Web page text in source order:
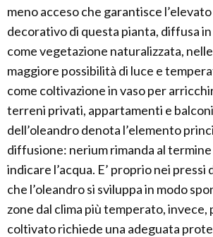
meno acceso che garantisce
decorativo di questa pianta, diffusa
come vegetazione naturalizzata,
maggiore possibilità di luce e
come coltivazione in vaso per
terreni privati, appartamenti e
dell’oleandro denota l’elemento
diffusione: nerium rimanda al
indicare l’acqua. E’ proprio nei pressi
che l’oleandro si sviluppa in modo
zone dal clima più temperato, invece,
coltivato richiede una adeguata